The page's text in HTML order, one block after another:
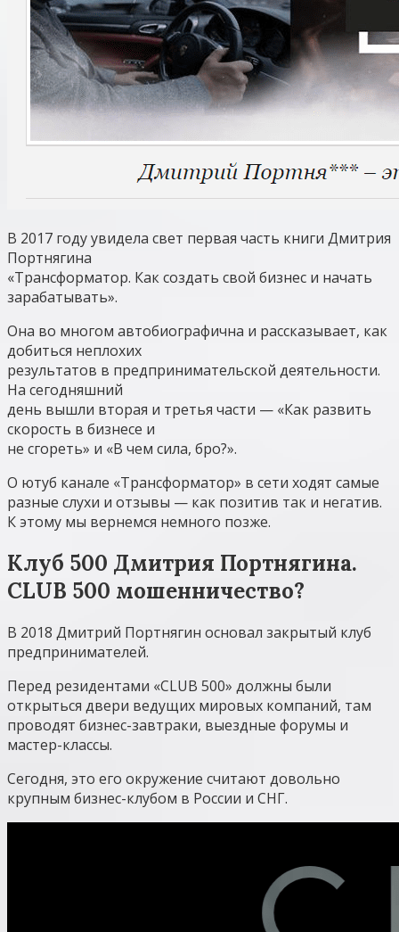
В 2017 году увидела свет первая часть книги Дмитрия
Портнягина
«Трансформатор. Как создать свой бизнес и начать
зарабатывать».
Она во многом автобиографична и рассказывает, как
добиться неплохих
результатов в предпринимательской деятельности.
На сегодняшний
день вышли вторая и третья части — «Как развить
скорость в бизнесе и
не сгореть» и «В чем сила, бро?».
О ютуб канале «Трансформатор» в сети ходят самые
разные слухи и отзывы — как позитив так и негатив.
К этому мы вернемся немного позже.
Клуб 500 Дмитрия Портнягина.
CLUB 500 мошенничество?
В 2018 Дмитрий Портнягин основал закрытый клуб
предпринимателей.
Перед резидентами «CLUB 500» должны были
открыться двери ведущих мировых компаний, там
проводят бизнес-завтраки, выездные форумы и
мастер-классы.
Сегодня, это его окружение считают довольно
крупным бизнес-клубом в России и СНГ.